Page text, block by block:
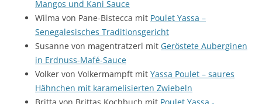
Mangos und Kani Sauce
Wilma von Pane-Bistecca mit Poulet Yassa –
Senegalesisches Traditionsgericht
Susanne von magentratzerl mit Geröstete Auberginen
in Erdnuss-Mafé-Sauce
Volker von Volkermampft mit Yassa Poulet – saures
Hähnchen mit karamelisierten Zwiebeln